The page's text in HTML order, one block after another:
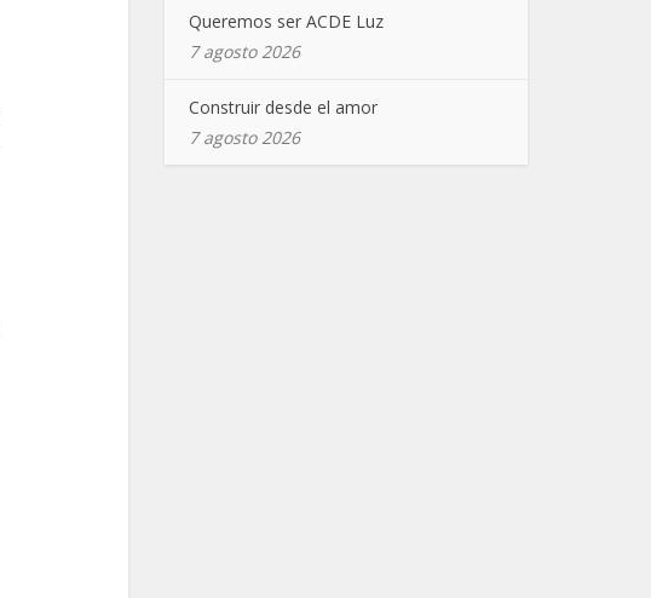
Queremos ser ACDE Luz
7 agosto 2026
Construir desde el amor
7 agosto 2026